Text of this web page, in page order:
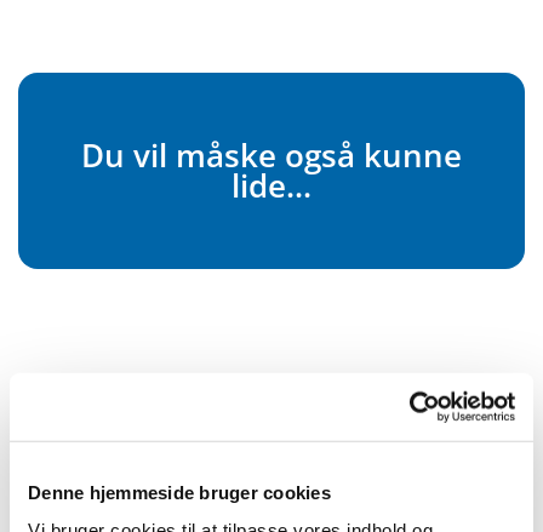
Denne hjemmeside bruger cookies
Du vil måske også kunne
lide...